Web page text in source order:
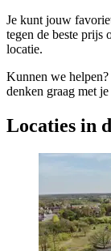
Je kunt jouw
tegen de beste prijs
locatie.
Kunnen we
denken graag met
Locaties in